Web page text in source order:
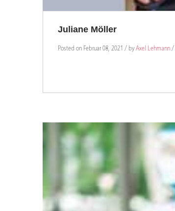
Juliane Möller
Posted on Februar 08, 2021 / byAxel Lehmann /